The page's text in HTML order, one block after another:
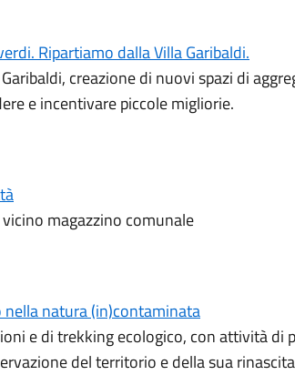
Ripartiamo dalla Villa Garibaldi.
creazione di nuovi spazi di
e incentivare piccole migliorie.
magazzino comunale
nella natura (in)contaminata
e di trekking ecologico, con attività di
del territorio e della sua rinascita